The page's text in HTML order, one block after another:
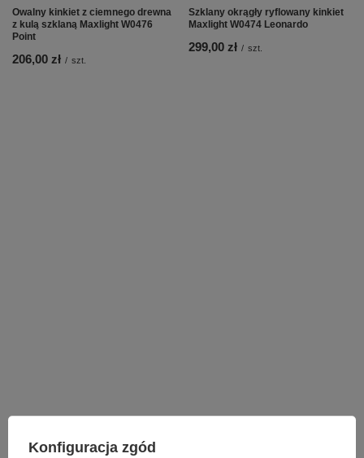
Owalny kinkiet z ciemnego drewna
z kulą szklaną Maxlight W0476
Point
206,00 zł / szt.
Szklany okrągły ryflowany kinkiet
Maxlight W0474 Leonardo
299,00 zł / szt.
LAMPY WEWNĘTRZNE
Konfiguracja zgód